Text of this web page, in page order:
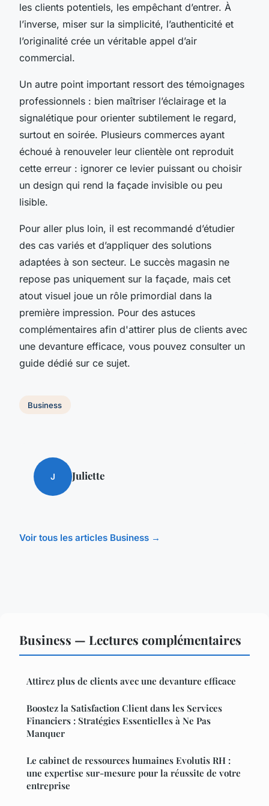
les clients potentiels, les empêchant d’entrer. À
l’inverse, miser sur la simplicité, l’authenticité et
l’originalité crée un véritable appel d’air
commercial.
Un autre point important ressort des témoignages
professionnels : bien maîtriser l’éclairage et la
signalétique pour orienter subtilement le regard,
surtout en soirée. Plusieurs commerces ayant
échoué à renouveler leur clientèle ont reproduit
cette erreur : ignorer ce levier puissant ou choisir
un design qui rend la façade invisible ou peu
lisible.
Pour aller plus loin, il est recommandé d’étudier
des cas variés et d’appliquer des solutions
adaptées à son secteur. Le succès magasin ne
repose pas uniquement sur la façade, mais cet
atout visuel joue un rôle primordial dans la
première impression. Pour des astuces
complémentaires afin d'attirer plus de clients avec
une devanture efficace, vous pouvez consulter un
guide dédié sur ce sujet.
Business
J Juliette
Voir tous les articles Business →
Business — Lectures complémentaires
Attirez plus de clients avec une devanture efficace
Boostez la Satisfaction Client dans les Services
Financiers : Stratégies Essentielles à Ne Pas
Manquer
Le cabinet de ressources humaines Evolutis RH :
une expertise sur-mesure pour la réussite de votre
entreprise